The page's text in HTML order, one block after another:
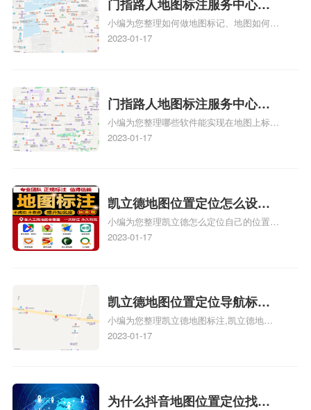
门指路人地图标注服务中心如
何做花小猪打车地图位置标
记？门指路人地图标注服务中
小编为您整理如何做地图标记、地图如何做
标记、so搜街景中如何做标记、360e启花贷
关地图标注知识，详情可查看下方正文！
2023-01-17
门指路人地图标注服务中心地
图位置地址标记？门指路人地
图标注服务中心苹果地图位置
小编为您整理哪些软件能实现在地图上标记
门指路人地图标注服务中心位置、门指路人
门指路人地图标注服务中心地址标注上地图
怎么弄相关地图标注知识，详情可查看下方
正文！
2023-01-17
凯立德地图位置定位怎么设置
自己的指路人地图标注服务中
心名？凯立德地图位置定位怎
小编为您整理凯立德怎么定位自己的位置
啊、手机凯立德地图定位怎么设置往上走、
地图标注服务中心铺招牌相关地图标注知
识，详情可查看下方正文！
2023-01-17
凯立德地图位置定位导航标
注？凯立德地图位置定位,导航,
标注？
小编为您整理凯立德地图标注,凯立德地图
标注怎么做啊、凯立德地图标注,凯立德地
相关地图标注知识，详情可查看下方正文！
2023-01-17
为什么抖音地图位置定位找不